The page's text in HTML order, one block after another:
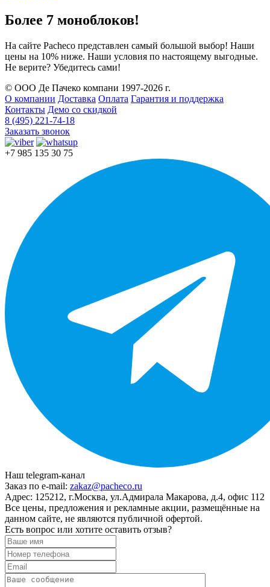
Более 7 моноблоков!
На сайте Pacheco представлен самый большой выбор! Наши
цены на 10% ниже. Наши условия по настоящему выгодные.
Не верите? Убедитесь сами!
© ООО Де Пачеко компани 1997-2026 г.
О компании Доставка Оплата Гарантия и поддержка
Контакты Демо со скидкой
8 (495) 221-74-18
Заказать звонок
+7 985 135 30 75
Наш telegram-канал
Заказ по e-mail: zakaz@pacheco.ru
Адрес: 125212, г.Москва, ул.Адмирала Макарова, д.4, офис 112
Все цены, предложения и рекламные акции, размещённые на
данном сайте, не являются публичной офертой.
Есть вопрос или хотите оставить отзыв?